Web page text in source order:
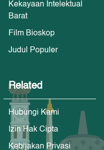
Kekayaan Intelektual
Barat
Film Bioskop
Judul Populer
Related
Hubungi Kami
Izin Hak Cipta
Kebijakan Privasi